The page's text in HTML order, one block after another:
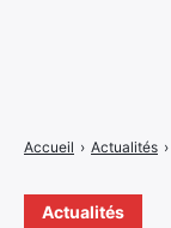
Actualités
Accueil › Actualités ›